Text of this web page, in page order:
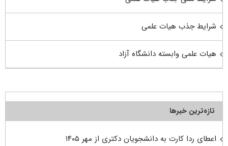
شرایط جذب هیات علمی
هیات علمی وابسته دانشگاه آزاد
تازه‌ترین خبرها
اعطای ردا کارت به دانشجویان دکتری از مهر ۱۴۰۵